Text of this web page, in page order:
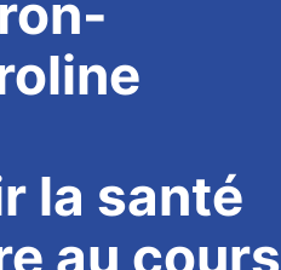
la santé
au cours